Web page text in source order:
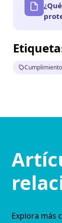
Cumplimiento
Explora más